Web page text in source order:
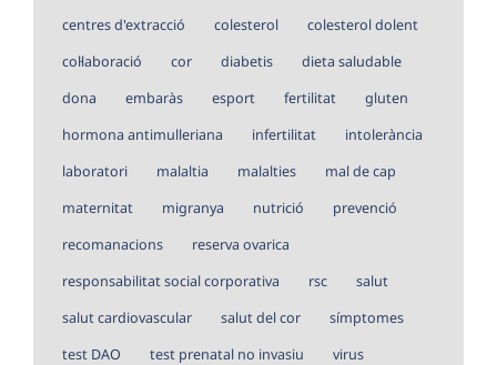
centres d'extracció
colesterol
colesterol dolent
col·laboració
cor diabetis
dieta saludable
dona
embaràs esport fertilitat
gluten
hormona antimulleriana
infertilitat
intolerància
laboratori
malaltia malalties
mal de cap
maternitat
migranya nutrició
prevenció
recomanacions
reserva ovarica
responsabilitat social corporativa
rsc
salut
salut cardiovascular
salut del cor
símptomes
test DAO
test prenatal no invasiu virus